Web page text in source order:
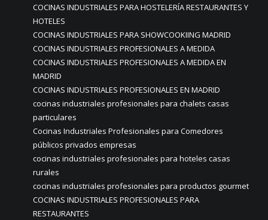
COCINAS INDUSTRIALES PARA HOSTELERÍA RESTAURANTES Y
HOTELES
COCINAS INDUSTRIALES PARA SHOWCOOKIING MADRID
COCINAS INDUSTRIALES PROFESIONALES A MEDIDA
COCINAS INDUSTRIALES PROFESIONALES A MEDIDA EN
MADRID
COCINAS INDUSTRIALES PROFESIONALES EN MADRID
cocinas industriales profesionales para chalets casas
particulares
Cocinas Industriales Profesionales para Comedores
públicos privados empresas
cocinas industriales profesionales para hoteles casas
rurales
cocinas industriales profesionales para productos gourmet
COCINAS INDUSTRIALES PROFESIONALES PARA
RESTAURANTES